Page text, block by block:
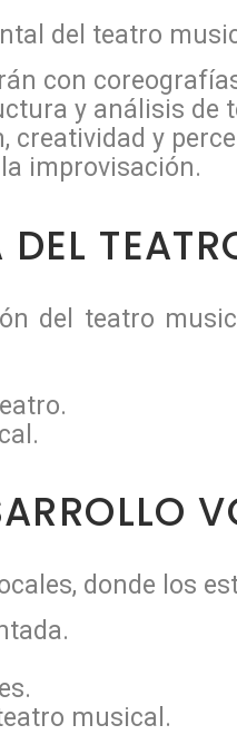
del teatro
con
y análisis de
y
improvisación.
DEL
del teatro
donde los
musical.